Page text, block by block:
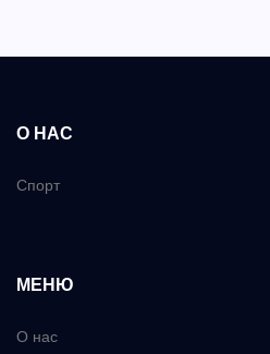
О НАС
Спорт
МЕНЮ
О нас